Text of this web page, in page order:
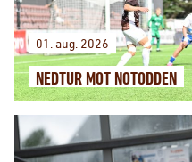
01. aug. 2026
NEDTUR MOT NOTODDEN